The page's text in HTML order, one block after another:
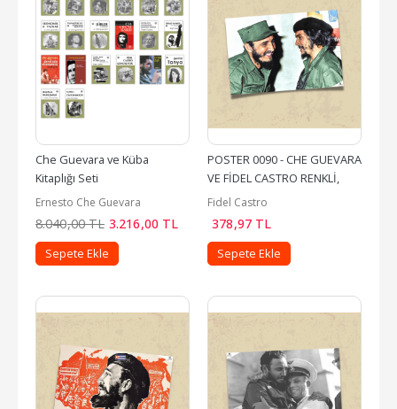
Che Guevara ve Küba
Kitaplığı Seti
Ernesto Che Guevara
8.040,00TL 3.216,00 TL
Sepete Ekle
POSTER 0090 - CHE GUEVARA
VE FİDEL CASTRO RENKLİ,
KUŞE KAĞIT (33X48)
Fidel Castro
378,97 TL
Sepete Ekle